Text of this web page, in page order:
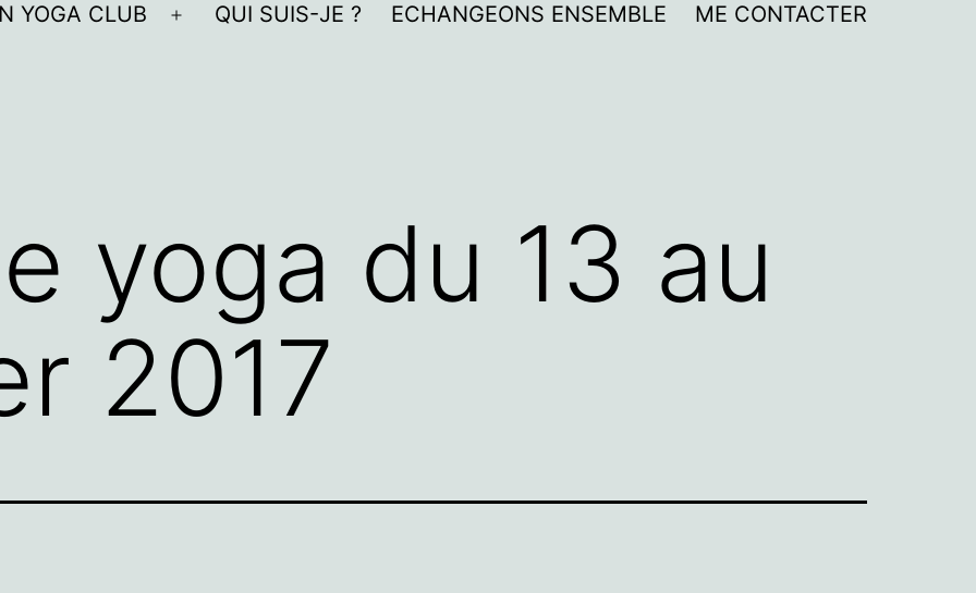
YOGA CLUB
Ouvrir
QUI SUIS-JE ? ECHANGEONS ENSEMBLE ME CONTACTER
yoga du 13 au
2017